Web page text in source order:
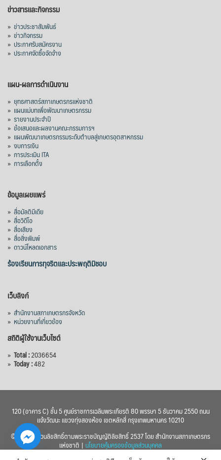
ข่าวสารและกิจกรรม
» ข่าวประชาสัมพันธ์
» ข่าวกิจกรรม
» ประกาศรับสมัครงาน
» ประกาศจัดซื้อจัดจ้าง
แผน-ผลการดำเนินงาน
» ยุทธศาสตร์สภาเกษตรกรแห่งชาติ
» แผนแม่บทเพื่อพัฒนาเกษตรกรรม
» รายงานประจำปี
» ข้อเสนอและผลงานคณะกรรมการฯ
» แผนพัฒนาเกษตรกรรมระดับตำบลสู่เกษตรอุตสาหกรรม
» งบการเงิน
» การประเมิน ITA
» การเลือกตั้ง
ข้อมูลเผยแพร่
» สื่อมัลติมีเดีย
» สื่อวิดีโอ
» สื่อเสียง
» สื่อสิ่งพิมพ์
» ดาวน์โหลดเอกสาร
ร้องเรียนการทุจริตและประพฤติมิชอบ
เว็บลิงก์
» สำนักงานสภาเกษตรกรจังหวัด
» หน่วยงานที่เกี่ยวข้อง
สถิติผู้ใช้งานเว็บไซต์
» Total :2036654
» Today :482
120 (อาคาร C) ชั้น 5 ศูนย์ราชการเฉลิมพระเกียรติ 80 พรรษา 5 ธันวาคม 2550 ถนน
แจ้งวัฒนะ แขวงทุ่งสองห้อง เขตหลักสี่ กรุงเทพมหานคร 10210
© 2560 สงวนลิขสิทธิ์ตามพระราชบัญญัติลิขสิทธิ์ 2537 โดย สำนักงานสภาเกษตรกร
แห่งชาติ | นโยบายคุ้มครองข้อมูลส่วนบุคคล